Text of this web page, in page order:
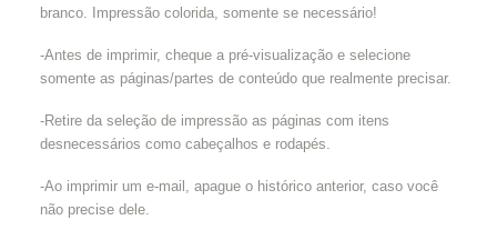
branco. Impressão colorida, somente se necessário!
-Antes de imprimir, cheque a pré-visualização e selecione
somente as páginas/partes de conteúdo que realmente precisar.
-Retire da seleção de impressão as páginas com itens
desnecessários como cabeçalhos e rodapés.
-Ao imprimir um e-mail, apague o histórico anterior, caso você
não precise dele.